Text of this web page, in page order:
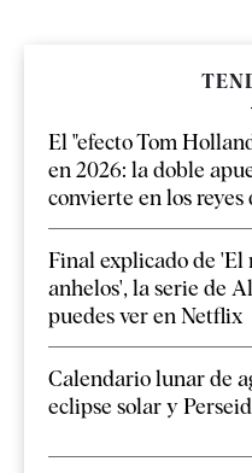
El "efecto Tom
en 2026: la doble
convierte en los
Final explicado de 'El
anhelos', la serie de
puedes ver en Netflix
Calendario lunar de
eclipse solar y